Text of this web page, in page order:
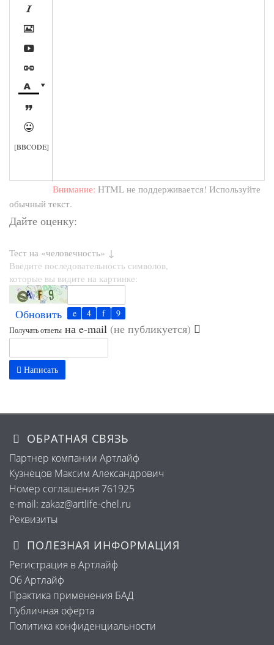








[BBCODE]
Внимание: HTML не поддерживается! Используйте
обычный текст.
Дайте оценку:
Тест на «человечность» ↓
Введите последовательность символов,
которые вы видите на картинке:
Обновить
Получать ответы на e-mail (не публикуется)
Написать
ОБРАТНАЯ СВЯЗЬ
Партнер компании Артлайф
Кузнецов Максим Александрович
Номер соглашения 761925
e-mail: zakaz@artlife-chel.ru
Реквизиты
ПОЛЕЗНАЯ ИНФОРМАЦИЯ
Регистрация в Артлайф
Об Артлайф
Практика применения БАД
Публичная оферта
Политика конфиденциальности